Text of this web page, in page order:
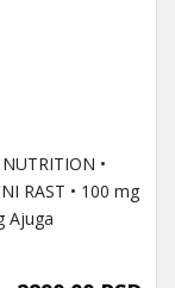
•
RAST • 100 mg
Ajuga